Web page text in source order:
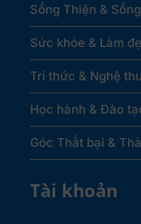
Sống Thiện &
Sức khỏe & Làm
Tri thức & Nghệ
Học hành & Đào
Góc Thất bại &
Tài khoản